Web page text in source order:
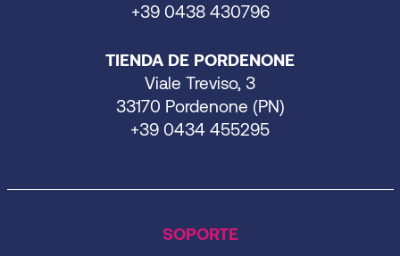
+39 0438 430796
TIENDA DE PORDENONE
Viale Treviso, 3
33170 Pordenone (PN)
+39 0434 455295
SOPORTE